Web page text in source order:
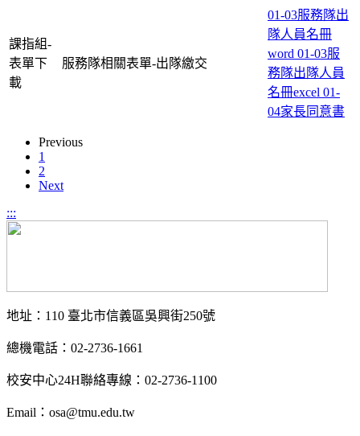
課指組-
表單下
載
服務隊相關表單-出隊繳交
01-03服務隊出
隊人員名冊
word 01-03服
務隊出隊人員
名冊excel 01-
04家長同意書
Previous
1
2
Next
:::
地址：110 臺北市信義區吳興街250號
總機電話：02-2736-1661
校安中心24H聯絡專線：02-2736-1100
Email：osa@tmu.edu.tw